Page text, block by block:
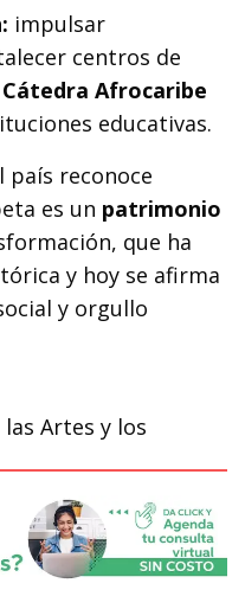
impulsar
centros de
Cátedra Afrocaribe
educativas.
país reconoce
es un patrimonio
que ha
y hoy se afirma
y orgullo
Artes y los